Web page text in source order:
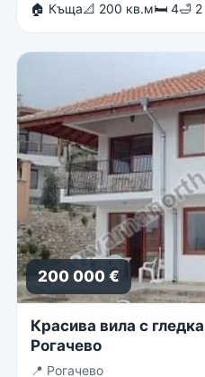
🏠 Къща📐 200 кв.м🛏 4🛁 2
200 000 €
Красива вила с
Рогачево
📍 Рогачево